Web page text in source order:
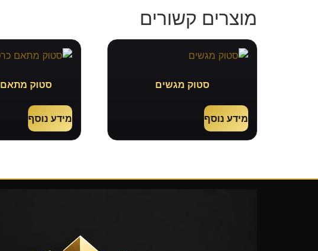
מוצרים קשורים
סטוק מגשים
מידע נוסף
סטוק מתאם
מידע נוסף